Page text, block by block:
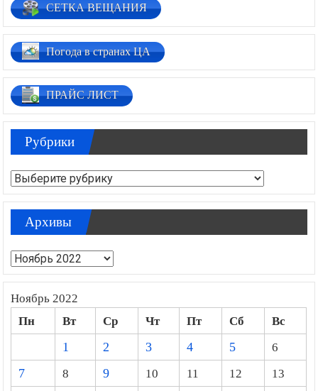
СЕТКА ВЕЩАНИЯ
Погода в странах ЦА
ПРАЙС ЛИСТ
Рубрики
Рубрики
Архивы
Архивы
Ноябрь 2022
Пн Вт Ср Чт Пт Сб
Вс
1
2 3 4 5
6
7
8 9 10 11 12
13